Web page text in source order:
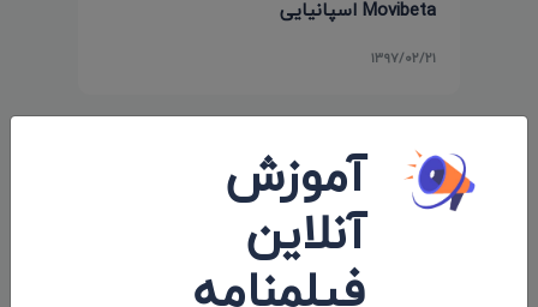
Movibeta اسپانیایی
۱۳۹۷/۰۲/۲۱
آموزش
آنلاین